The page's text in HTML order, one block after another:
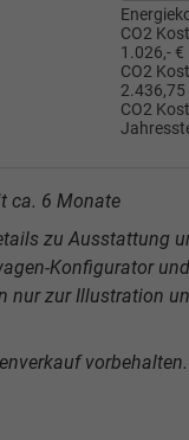
CO2
1.026,- €
CO2
2.436,75
CO2
ca. 6 Monate
zu Ausstattung
Konfigurator
nur zur Illustration